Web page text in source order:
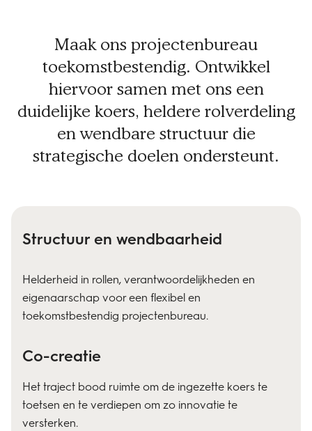
Maak ons projectenbureau
toekomstbestendig. Ontwikkel
hiervoor samen met ons een
duidelijke koers, heldere rolverdeling
en wendbare structuur die
strategische doelen ondersteunt.
Structuur en wendbaarheid
Helderheid in rollen, verantwoordelijkheden en
eigenaarschap voor een flexibel en
toekomstbestendig projectenbureau.
Co-creatie
Het traject bood ruimte om de ingezette koers te
toetsen en te verdiepen om zo innovatie te
versterken.